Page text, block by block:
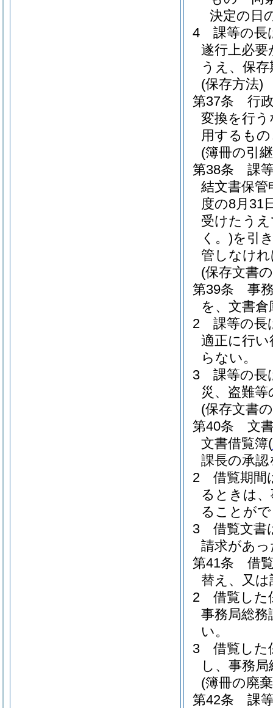
決定の日
4
課等の長
遂行上必
うえ、保
(保存方法)
第37条
行
変換を行
用するも
(簿冊の引
第38条
課
結文書保管
度の8月31
受けたう
く。)を引
管しなけ
(保存文書
第39条
事
を、文書
2
課等の長
適正に行
らない。
3
課等の長
災、盗難
(保存文書
第40条
文
文書借覧簿(
課長の承
2
借覧期間
るときは
ることが
3
借覧文書
請求があ
第41条
借
替え、又
2
借覧した
事務局総
い。
3
借覧した
し、事務
(簿冊の廃
第42条
課